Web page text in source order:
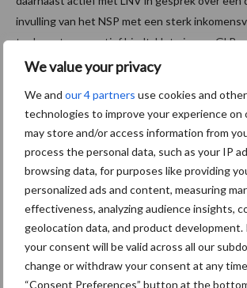
We value your privacy
We and our 4 partners use cookies and
technologies to improve your experience on
may store and/or access information from
process the personal data, such as your IP
browsing data, for purposes like providing
personalized ads and content, measuring
effectiveness, analyzing audience insights,
geolocation data, and product
your consent will be valid across all our
change or withdraw your consent at any
“Consent Preferences” button at the
invulling van het NSP met een sterk
toekomstperspectief biedt. Het nieuwe GLB
2023 van start.
Bron:LTO Nederland
Aanbevolen voor jou!
ForFarmers ziet
marktaandeel
krimpende
markt
Tien praktische